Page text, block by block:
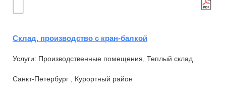
Склад, производство с кран-балкой
Услуги: Производственные помещения, Теплый склад
Санкт-Петербург , Курортный район